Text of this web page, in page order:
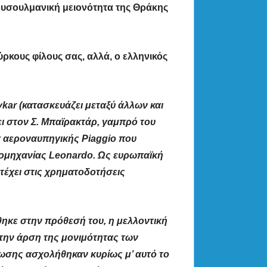
μειονότητα της Θράκης
φίλους σας, αλλά, ο ελληνικός
(κατασκευάζει μεταξύ άλλων και
στον Σ. Μπαϊρακτάρ, γαμπρό του
αεροναυπηγικής Piaggio που
Leonardo. Ως ευρωπαϊκή
στις χρηματοδοτήσεις
στην πρόθεσή του, η μελλοντική
άρση της μονιμότητας των
ασχολήθηκαν κυρίως μ’ αυτό το